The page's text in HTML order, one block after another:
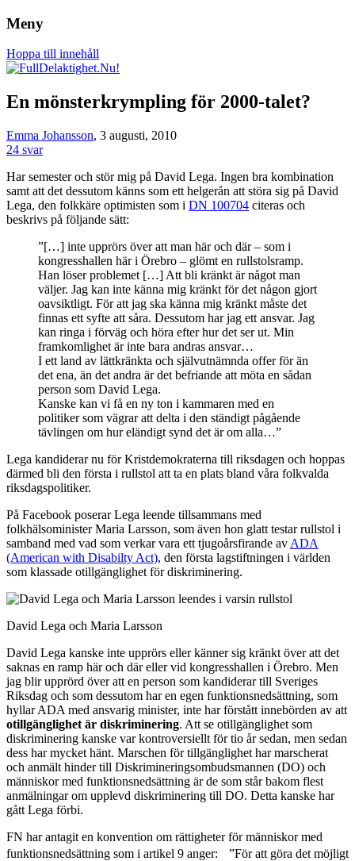
FullDelaktighet.Nu!
funktionsförmåga.
Meny
Hoppa till innehåll
En mönsterkrympling för 2000-talet?
Emma Johansson, 3 augusti, 2010
24 svar
Har semester och stör mig på David Lega. Ingen bra kombination
samt att det dessutom känns som ett helgerån att störa sig på David
Lega, den folkkäre optimisten som i DN 100704 citeras och
beskrivs på följande sätt:
”[…] inte upprörs över att man här och där – som i
kongresshallen här i Örebro – glömt en rullstolsramp.
Han löser problemet […] Att bli kränkt är något man
väljer. Jag kan inte känna mig kränkt för det någon gjort
oavsiktligt. För att jag ska känna mig kränkt måste det
finnas ett syfte att såra. Dessutom har jag ett ansvar. Jag
kan ringa i förväg och höra efter hur det ser ut. Min
framkomlighet är inte bara andras ansvar…
I ett land av lättkränkta och självutnämnda offer för än
det ena, än det andra är det befriande att möta en sådan
person som David Lega.
Kanske kan vi få en ny ton i kammaren med en
politiker som vägrar att delta i den ständigt pågående
tävlingen om hur eländigt synd det är om alla…”
Lega kandiderar nu för Kristdemokraterna till riksdagen och hoppas
därmed bli den första i rullstol att ta en plats bland våra folkvalda
riksdagspolitiker.
På Facebook poserar Lega leende tillsammans med
folkhälsominister Maria Larsson, som även hon glatt testar rullstol i
samband med vad som verkar vara ett tjugoårsfirande av ADA
(American with Disabilty Act), den första lagstiftningen i världen
som klassade otillgänglighet för diskriminering.
David Lega och Maria Larsson
David Lega kanske inte upprörs eller känner sig kränkt över att det
saknas en ramp här och där eller vid kongresshallen i Örebro. Men
jag blir upprörd över att en person som kandiderar till Sveriges
Riksdag och som dessutom har en egen funktionsnedsättning, som
hyllar ADA med ansvarig minister, inte har förstått innebörden av att
otillgänglighet är diskriminering. Att se otillgänglighet som
diskriminering kanske var kontroversiellt för tio år sedan, men sedan
dess har mycket hänt. Marschen för tillgänglighet har marscherat
och anmält hinder till Diskrimineringsombudsmannen (DO) och
människor med funktionsnedsättning är de som står bakom flest
anmälningar om upplevd diskriminering till DO. Detta kanske har
gått Lega förbi.
FN har antagit en konvention om rättigheter för människor med
funktionsnedsättning som i artikel 9 anger: ”För att göra det möjligt